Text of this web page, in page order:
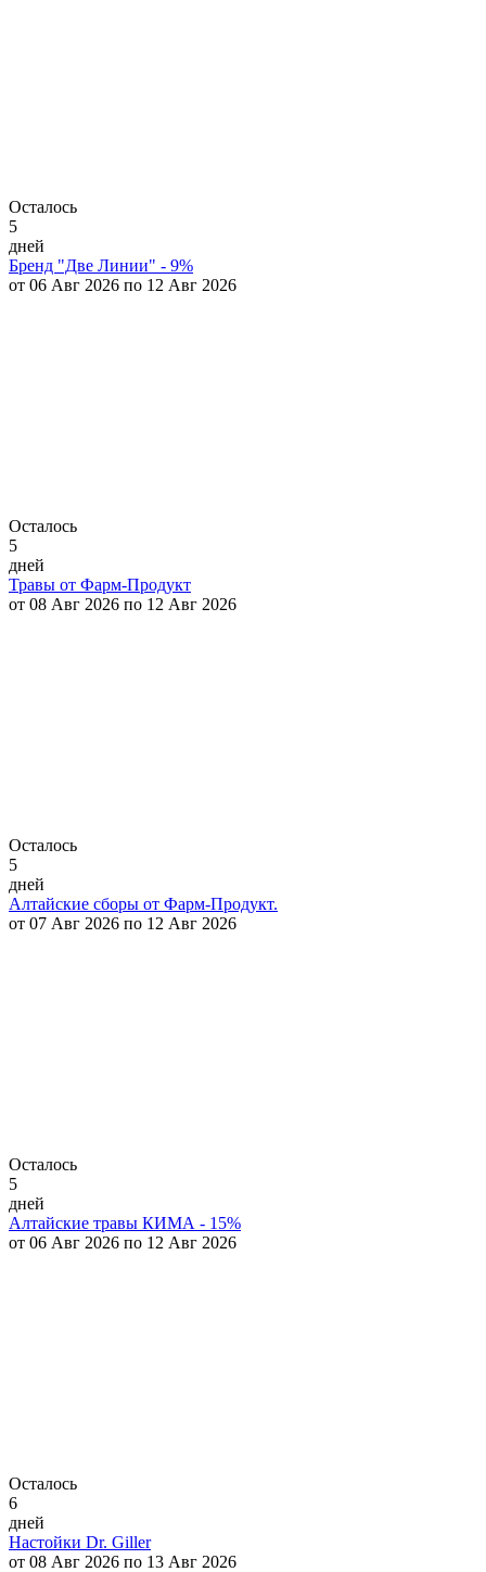
Осталось
5
дней
Бренд "Две Линии" - 9%
от 06 Авг 2026 по 12 Авг 2026
Осталось
5
дней
Травы от Фарм-Продукт
от 08 Авг 2026 по 12 Авг 2026
Осталось
5
дней
Алтайские сборы от Фарм-Продукт.
от 07 Авг 2026 по 12 Авг 2026
Осталось
5
дней
Алтайские травы КИМА - 15%
от 06 Авг 2026 по 12 Авг 2026
Осталось
6
дней
Настойки Dr. Giller
от 08 Авг 2026 по 13 Авг 2026